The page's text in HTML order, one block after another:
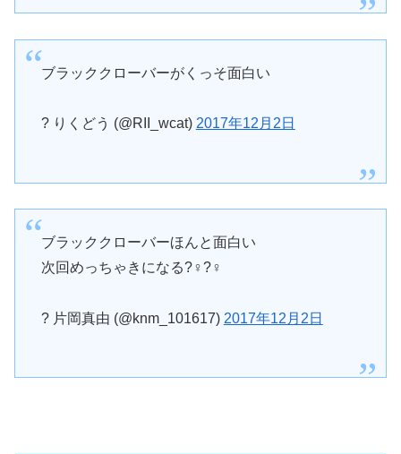
ブラッククローバーがくっそ面白い
? りくどう (@RII_wcat) 2017年12月2日
ブラッククローバーほんと面白い
次回めっちゃきになる?♀?♀
? 片岡真由 (@knm_101617) 2017年12月2日